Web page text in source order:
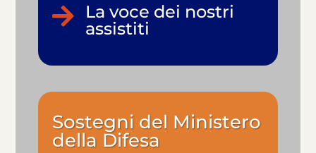

La voce dei nostri
assistiti
Sostegni del Ministero
della Difesa